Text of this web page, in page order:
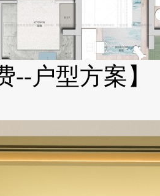
--户型方案】